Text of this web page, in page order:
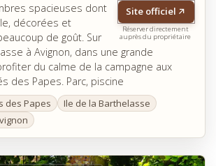
Site officiel
Réserver directement
auprès du propriétaire
spacieuses dont
décorées et
de goût. Sur
à Avignon, dans une grande
du calme de la campagne aux
des Papes. Parc, piscine
des Papes
Ile de la Barthelasse